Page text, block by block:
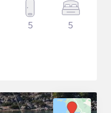
5 5